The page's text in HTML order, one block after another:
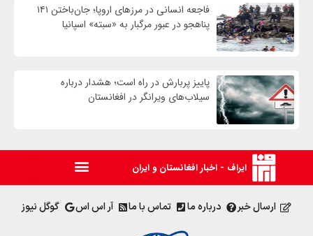
فاجعه انسانی در مرزهای اروپا؛ جان‌باختن ۱۴۱
پناهجو در عبور مرگبار به «سبته» اسپانیا
پاییز پربارش در راه است؛ هشدار درباره
سیلاب‌های ویرانگر در افغانستان
ایراف - اخبار افغانستان و ایران
ارسال خبر درباره ما تماس با ما آر اس اس گوگل نیوز